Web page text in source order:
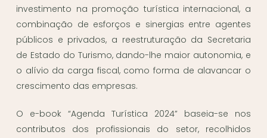
investimento na promoção turística internacional, a
combinação de esforços e sinergias entre agentes
públicos e privados, a reestruturação da Secretaria
de Estado do Turismo, dando-lhe maior autonomia, e
o alívio da carga fiscal, como forma de alavancar o
crescimento das empresas.
O e-book “Agenda Turística 2024” baseia-se nos
contributos dos profissionais do setor, recolhidos